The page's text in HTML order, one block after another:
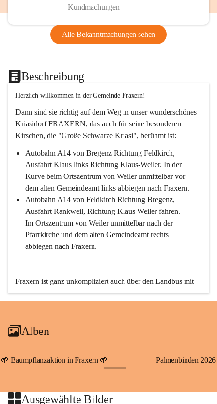
Kundmachungen
Alle Bekanntmachungen sehen
Beschreibung
Herzlich willkommen in der Gemeinde Fraxern!
Dann sind sie richtig auf dem Weg in unser wunderschönes
Kriasidorf FRAXERN, das auch für seine besonderen
Kirschen, die "Große Schwarze Kriasi", berühmt ist:
Autobahn A14 von Bregenz Richtung Feldkirch,
Ausfahrt Klaus links Richtung Klaus-Weiler. In der
Kurve beim Ortszentrum von Weiler unmittelbar vor
dem alten Gemeindeamt links abbiegen nach Fraxern.
Autobahn A14 von Feldkirch Richtung Bregenz,
Ausfahrt Rankweil, Richtung Klaus Weiler fahren.
Im Ortszentrum von Weiler unmittelbar nach der
Pfarrkirche und dem alten Gemeindeamt rechts
abbiegen nach Fraxern.
Fraxern ist ganz unkompliziert auch über den Landbus mit
den öffentlichen Verkehrsmitteln zu erreichen. Die Linie
An Samstagen, Sonn- und Feiertagen können Sie bequem
persönlichen Linienbus zur gewünschten Zeit zu Ihrer
Haltestelle bestellen. Sowohl von Weiler kommend nach
beide Fahrten Weiler-Fraxern-Weiler.
Alben
🌱 Baumpflanzaktion in Fraxern 🌱 Palmenbinden 2026
Ausgewählte Bilder